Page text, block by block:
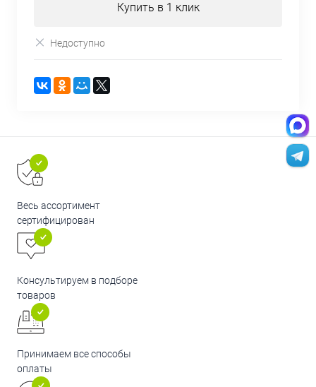
Купить в 1 клик
Недоступно
Весь ассортимент
сертифицирован
Консультируем в подборе
товаров
Принимаем все способы
оплаты